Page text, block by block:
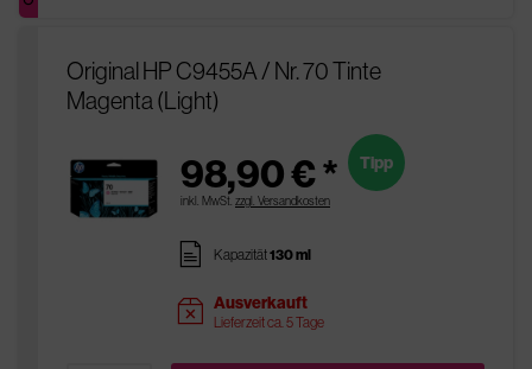
Original HP C9455A / Nr. 70 Tinte
Magenta (Light)
98,90 € *
inkl. MwSt. zzgl. Versandkosten
Tipp
pages Kapazität130 ml
sold Ausverkauft
Lieferzeit ca. 5 Tage